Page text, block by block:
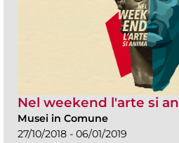
Nel weekend l'arte si
Musei in Comune
27/10/2018 - 06/01/2019